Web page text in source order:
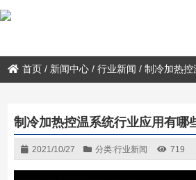
首页 / 新闻中心 /行业新闻 /制冷加热控
制冷加热控温系统行业应用有哪
2021/10/27 分类:行业新闻 719